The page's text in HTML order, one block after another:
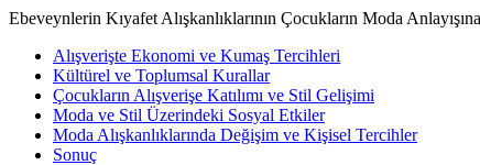
Ebeveynlerin Kıyafet Alışkanlıklarının Çocukların Moda
Alışverişte Ekonomi ve Kumaş Tercihleri
Kültürel ve Toplumsal Kurallar
Çocukların Alışverişe Katılımı ve Stil Gelişimi
Moda ve Stil Üzerindeki Sosyal Etkiler
Moda Alışkanlıklarında Değişim ve Kişisel Tercihler
Sonuç